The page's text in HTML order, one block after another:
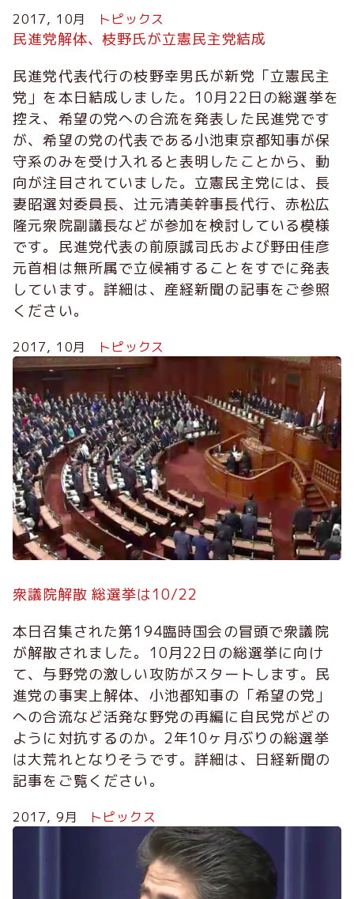
2017, 10月 トピックス
民進党解体、枝野氏が立憲民主党結成
民進党代表代行の枝野幸男氏が新党「立憲民主
党」を本日結成しました。10月22日の総選挙を
控え、希望の党への合流を発表した民進党です
が、希望の党の代表である小池東京都知事が保
守系のみを受け入れると表明したことから、動
向が注目されていました。立憲民主党には、長
妻昭選対委員長、辻元清美幹事長代行、赤松広
隆元衆院副議長などが参加を検討している模様
です。民進党代表の前原誠司氏および野田佳彦
元首相は無所属で立候補することをすでに発表
しています。詳細は、産経新聞の記事をご参照
ください。
2017, 10月 トピックス
衆議院解散 総選挙は10/22
本日召集された第194臨時国会の冒頭で衆議院
が解散されました。10月22日の総選挙に向け
て、与野党の激しい攻防がスタートします。民
進党の事実上解体、小池都知事の「希望の党」
への合流など活発な野党の再編に自民党がどの
ように対抗するのか。2年10ヶ月ぶりの総選挙
は大荒れとなりそうです。詳細は、日経新聞の
記事をご覧ください。
2017, 9月 トピックス